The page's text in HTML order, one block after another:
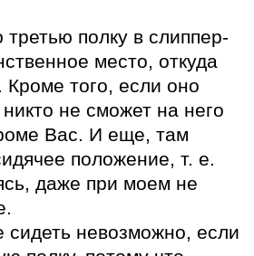
полку в слиппер-
место, откуда
Кроме того, если оно
не сможет на него
Вас. И еще, там
положение, т. е.
даже при моем не
сидеть невозможно, если